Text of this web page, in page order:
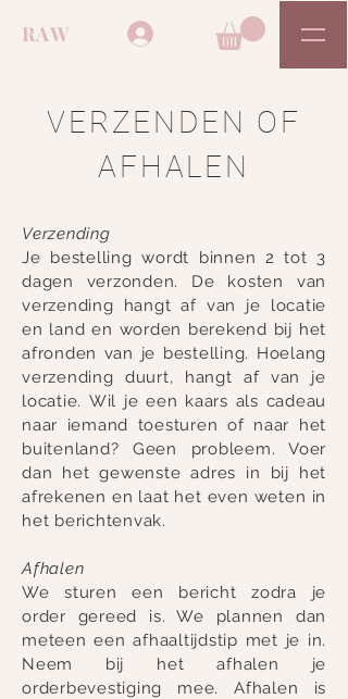
RAW
VERZENDEN OF
AFHALEN
Verzending
Je bestelling wordt binnen 2 tot 3
dagen verzonden. De kosten van
verzending hangt af van je locatie
en land en worden berekend bij het
afronden van je bestelling. Hoelang
verzending duurt, hangt af van je
locatie. Wil je een kaars als cadeau
naar iemand toesturen of naar het
buitenland? Geen probleem. Voer
dan het gewenste adres in bij het
afrekenen en laat het even weten in
het berichtenvak.
Afhalen
We sturen een bericht zodra je
order gereed is. We plannen dan
meteen een afhaaltijdstip met je in.
Neem bij het afhalen je
orderbevestiging mee. Afhalen is